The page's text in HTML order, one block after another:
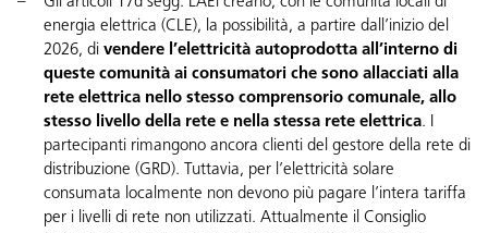
energia elettrica (CLE), la possibilità, a partire dall’inizio del
2026, di vendere l’elettricità autoprodotta all’interno di
queste comunità ai consumatori che sono allacciati alla
rete elettrica nello stesso comprensorio comunale, allo
stesso livello della rete e nella stessa rete elettrica. I
partecipanti rimangono ancora clienti del gestore della rete di
distribuzione (GRD). Tuttavia, per l’elettricità solare
consumata localmente non devono più pagare l’intera tariffa
per i livelli di rete non utilizzati. Attualmente il Consiglio